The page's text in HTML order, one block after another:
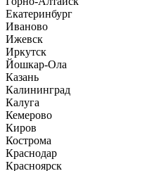
Екатеринбург
Иваново
Ижевск
Иркутск
Йошкар-Ола
Казань
Калининград
Калуга
Кемерово
Киров
Кострома
Краснодар
Красноярск